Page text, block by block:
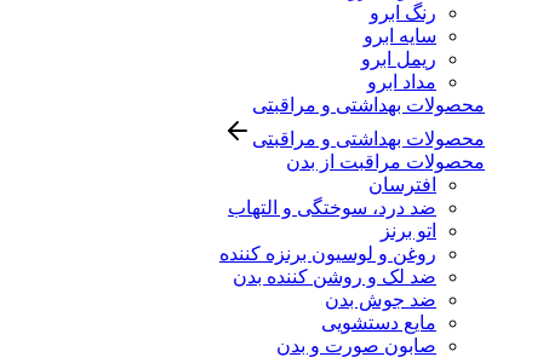
رنگ ابرو
سایه ابرو
ریمل ابرو
مداد ابرو
محصولات بهداشتی و مراقبتی
محصولات بهداشتی و مراقبتی
محصولات مراقبت از بدن
افترسان
ضد درد، سوختگی و التهاب
اتو برنز
روغن و لوسیون برنزه کننده
ضد لک و روشن کننده بدن
ضد جوش بدن
مایع دستشویی
صابون صورت و بدن